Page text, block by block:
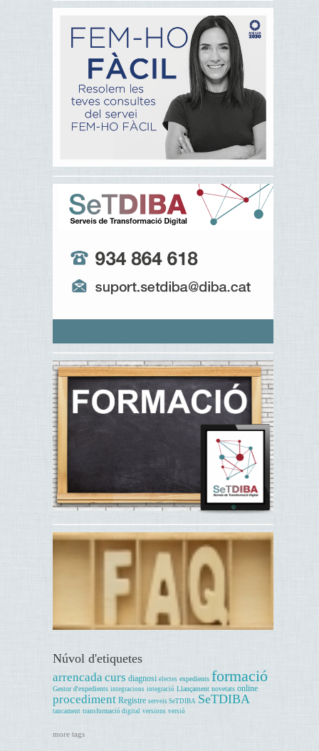
Núvol d'etiquetes
arrencadacurs diagnosi electes expedients formació
Gestor d'expedients integracions integració Llançament novetats online
procediment Registre serveis SeTDIBA SeTDIBA
tancament transformació digital versions versió
more tags